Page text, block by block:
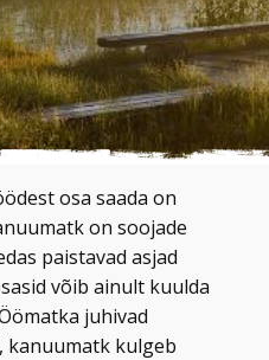
osa saada on
on soojade
paistavad asjad
võib ainult kuulda
juhivad
kanuumatk kulgeb